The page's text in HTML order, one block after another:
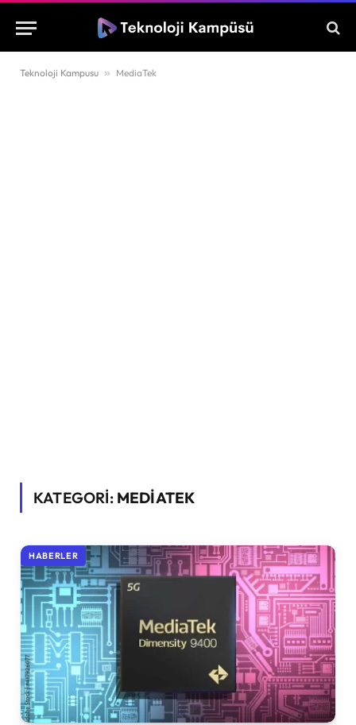
Teknoloji Kampusu » MediaTek
KATEGORİ: MEDIATEK
HABERLER